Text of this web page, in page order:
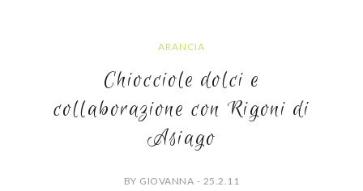
ARANCIA
Chiocciole dolci e
collaborazione con Rigoni di
Asiago
BY GIOVANNA - 25.2.11